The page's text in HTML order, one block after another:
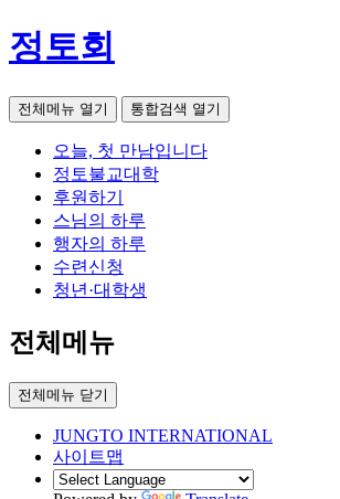
정토회
전체메뉴 열기 통합검색 열기
오늘, 첫 만남입니다
정토불교대학
후원하기
스님의 하루
행자의 하루
수련신청
청년·대학생
전체메뉴
전체메뉴 닫기
JUNGTO INTERNATIONAL
사이트맵